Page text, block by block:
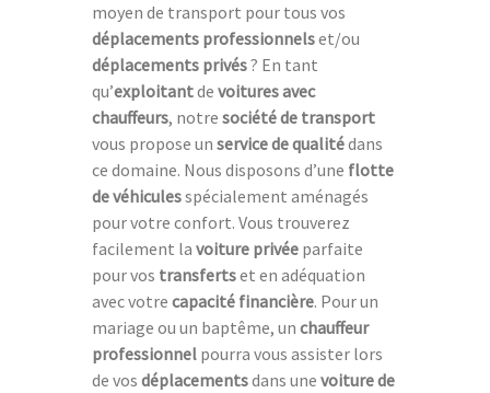
moyen de transport pour tous vos
déplacements professionnelset/ou
déplacements privés? En tant
qu’exploitantde voitures avec
chauffeurs, notre société de transport
vous propose un service de qualitédans
ce domaine. Nous disposons d’une flotte
de véhiculesspécialement aménagés
pour votre confort. Vous trouverez
facilement la voiture privée parfaite
pour vos transfertset en adéquation
avec votre capacité financière. Pour un
mariage ou un baptême, un chauffeur
professionnel pourra vous assister lors
de vos déplacementsdans une voiture de